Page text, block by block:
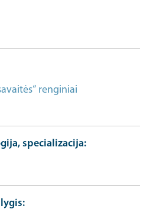
renginiai
specializacija